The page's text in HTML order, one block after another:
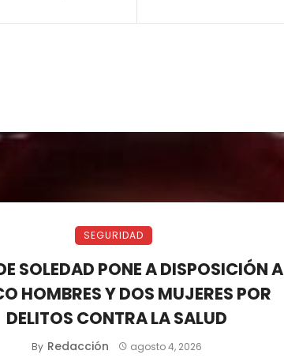
SEGURIDAD
SOLEDAD PONE A DISPOSICIÓN A
HOMBRES Y DOS MUJERES POR
DELITOS CONTRA LA SALUD
By Redacción agosto 4, 2026